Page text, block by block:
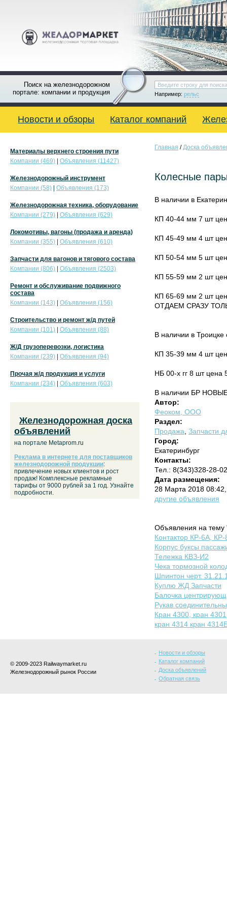
Поиск на железнодорожном
портале: компании и продукция
Например: рельс
Новости и обзоры Каталог компаний
Главная /Доска
Колесные
В наличии в
КП 40-44 мм 7 шт
КП 45-49 мм 4 шт
КП 50-54 мм 5 шт
КП 55-59 мм 2 шт
КП 65-69 мм 2 шт
ОТДАЕМ СРАЗУ
В наличии в Троицке
КП 35-39 мм 4 шт
НБ 00-х гг 8 шт цена
В наличии БР НОВЫЕ
Автор:
Феоком, ООО
Раздел:
Продажа Запчасти
Город:
Екатеринбург
Контакты:
Тел.: 8(343)328-28-
Дата размещения:
28 Марта 2018
другие объявления
Объявления на тему
Контактор КР-6А, КР-
Корпус буксы
Тележка КВЗ-И2
Чека тормозной
Шпинтон черт.
Куплю ЖД Запчасти
Балочка
Рукав
Кран 4300, кран
кран 4314 кран
Материалы верхнего строения пути
Компании (469)
Объявления (11427)
Железнодорожный инструмент
Компании (58)
Объявления (173)
Железнодорожная техника, оборудование
Компании (279)
Объявления (629)
Локомотивы, вагоны (продажа и аренда)
Компании (355)
Объявления (610)
Запчасти для вагонов и тягового состава
Компании (806)
Объявления (2503)
Ремонт и обслуживание подвижного
состава
Компании (143)
Объявления (156)
Строительство и ремонт ж/д путей
Компании (101)
Объявления (88)
Ж/Д грузоперевозки, логистика
Компании (239)
Объявления (94)
Прочая ж/д продукция и услуги
Компании (234)
Объявления (603)
Железнодорожная доска
объявлений
на портале Metaprom.ru
Реклама в интернете для поставщиков
железнодорожной продукции:
привлечение новых клиентов и рост
продаж! Комплексные рекламные
тарифы от 9000 рублей за 1 год. Узнайте
подробности.
© 2009-2023 Railwaymarket.ru
Железнодорожный рынок России
Новости и обзоры
Каталог компаний
Доска объявлений
Обратная связь